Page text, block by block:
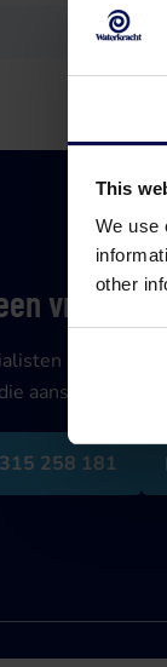
This
We use
other
st
vraag of
helpen je
aansluit op jouw
258 181